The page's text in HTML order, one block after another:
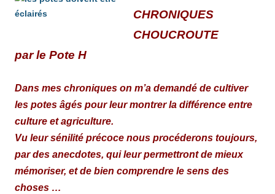
CHRONIQUES
CHOUCROUTE
par le Pote H
Dans mes chroniques on m’a demandé de cultiver
les potes âgés pour leur montrer la différence entre
culture et agriculture.
Vu leur sénilité précoce nous procéderons toujours,
par des anecdotes, qui leur permettront de mieux
mémoriser, et de bien comprendre le sens des
choses …